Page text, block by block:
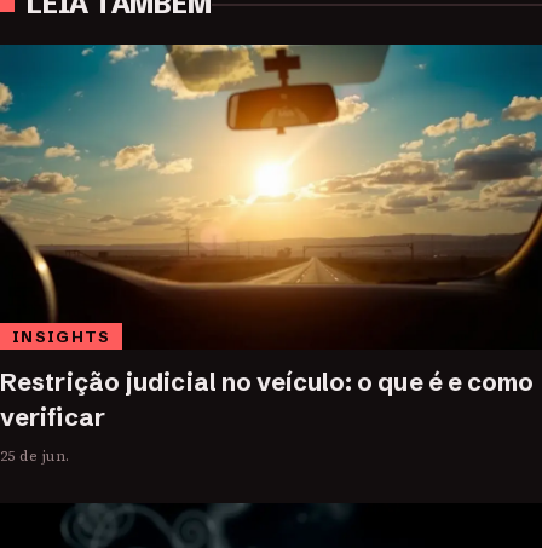
INSIGHTS
Restrição judicial no veículo: o que é e como
verificar
25 de jun.